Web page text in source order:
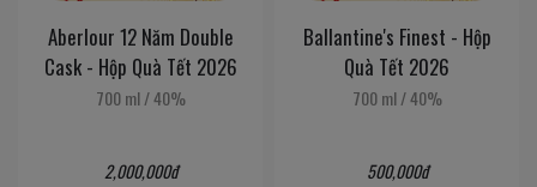
Aberlour 12 Năm Double
Cask - Hộp Quà Tết 2026
700 ml/40%
2,000,000đ
Ballantine's Finest - Hộp
Quà Tết 2026
700 ml/40%
500,000đ